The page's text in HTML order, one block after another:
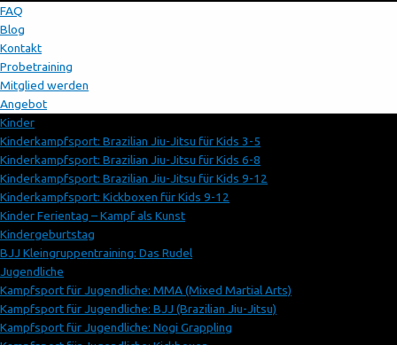
FAQ
Blog
Kontakt
Probetraining
Mitglied werden
Angebot
Kinder
Kinderkampfsport: Brazilian Jiu-Jitsu für Kids 3-5
Kinderkampfsport: Brazilian Jiu-Jitsu für Kids 6-8
Kinderkampfsport: Brazilian Jiu-Jitsu für Kids 9-12
Kinderkampfsport: Kickboxen für Kids 9-12
Kinder Ferientag – Kampf als Kunst
Kindergeburtstag
BJJ Kleingruppentraining: Das Rudel
Jugendliche
Kampfsport für Jugendliche: MMA (Mixed Martial Arts)
Kampfsport für Jugendliche: BJJ (Brazilian Jiu-Jitsu)
Kampfsport für Jugendliche: Nogi Grappling